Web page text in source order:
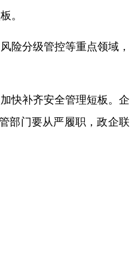
。
险分级管控等重点领域，
快补齐安全管理短板。企
部门要从严履职，政企联